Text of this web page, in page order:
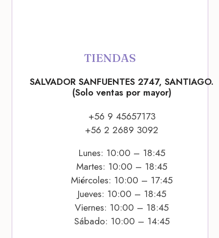
TIENDAS
SALVADOR SANFUENTES 2747, SANTIAGO.
(Solo ventas por mayor)
+56 9 45657173
+56 2 2689 3092
Lunes: 10:00 – 18:45
Martes: 10:00 – 18:45
Miércoles: 10:00 – 17:45
Jueves: 10:00 – 18:45
Viernes: 10:00 – 18:45
Sábado: 10:00 – 14:45